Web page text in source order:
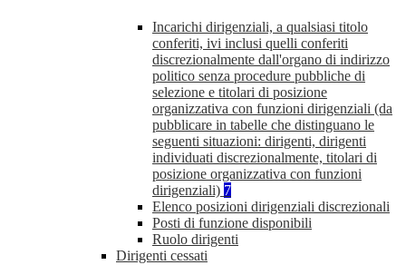
Incarichi dirigenziali, a qualsiasi titolo
conferiti, ivi inclusi quelli conferiti
discrezionalmente dall'organo di indirizzo
politico senza procedure pubbliche di
selezione e titolari di posizione
organizzativa con funzioni dirigenziali (da
pubblicare in tabelle che distinguano le
seguenti situazioni: dirigenti, dirigenti
individuati discrezionalmente, titolari di
posizione organizzativa con funzioni
dirigenziali) 7
Elenco posizioni dirigenziali discrezionali
Posti di funzione disponibili
Ruolo dirigenti
Dirigenti cessati